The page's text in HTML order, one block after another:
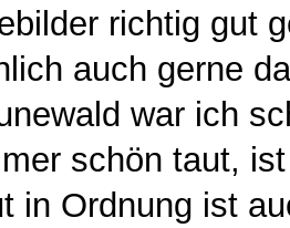
richtig gut
auch gerne
war ich
schön taut,
in Ordnung ist